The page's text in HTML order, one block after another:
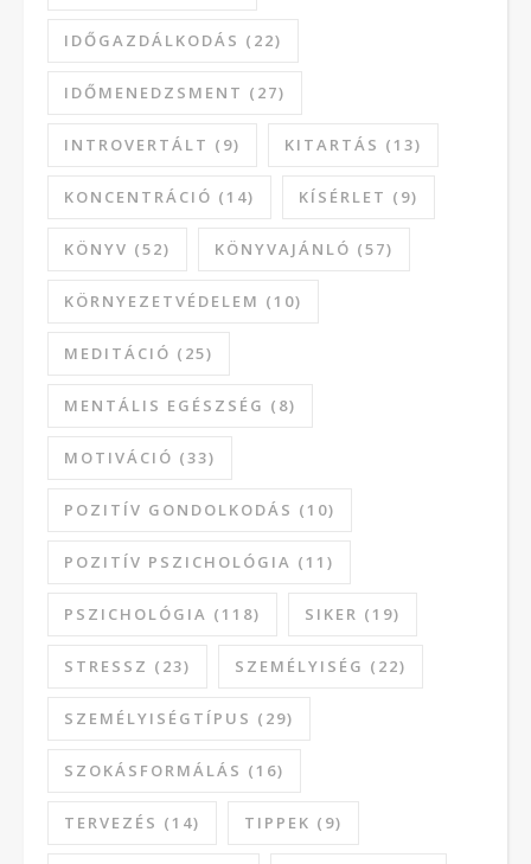
IDŐGAZDÁLKODÁS (22)
IDŐMENEDZSMENT (27)
INTROVERTÁLT (9) KITARTÁS (13)
KONCENTRÁCIÓ (14) KÍSÉRLET (9)
KÖNYV (52) KÖNYVAJÁNLÓ (57)
KÖRNYEZETVÉDELEM (10)
MEDITÁCIÓ (25)
MENTÁLIS EGÉSZSÉG (8)
MOTIVÁCIÓ (33)
POZITÍV GONDOLKODÁS (10)
POZITÍV PSZICHOLÓGIA (11)
PSZICHOLÓGIA (118) SIKER (19)
STRESSZ (23) SZEMÉLYISÉG (22)
SZEMÉLYISÉGTÍPUS (29)
SZOKÁSFORMÁLÁS (16)
TERVEZÉS (14) TIPPEK (9)